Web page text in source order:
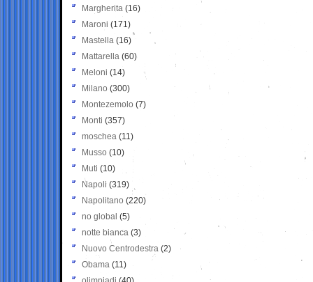
Margherita (16)
Maroni (171)
Mastella (16)
Mattarella (60)
Meloni (14)
Milano (300)
Montezemolo (7)
Monti (357)
moschea (11)
Musso (10)
Muti (10)
Napoli (319)
Napolitano (220)
no global (5)
notte bianca (3)
Nuovo Centrodestra (2)
Obama (11)